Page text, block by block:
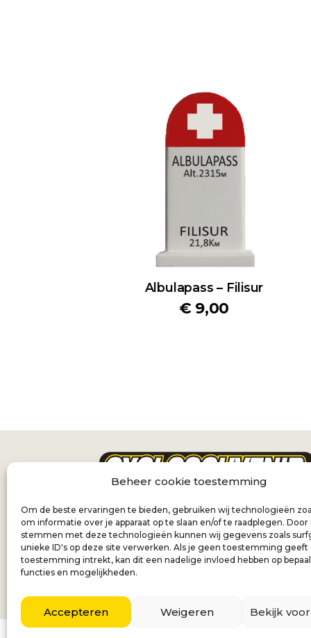
Beheer cookie toestemming
Om de beste ervaringen te bieden, gebruiken wij technologieën
om informatie over je apparaat op te slaan en/of te raadplegen. Door
stemmen met deze technologieën kunnen wij gegevens zoals
unieke ID's op deze site verwerken. Als je geen toestemming geeft
toestemming intrekt, kan dit een nadelige invloed hebben op
functies en mogelijkheden.
Accepteren Weigeren Bekijk
Albulapass – Filisur
€9,00